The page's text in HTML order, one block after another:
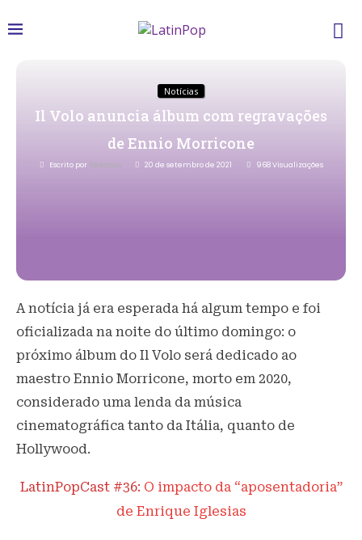
Notícias
Il Volo anuncia álbum com regravações
de Ennio Morricone
Escrito por Redacao 20 de setembro de 2021 968Visualizações
A notícia já era esperada há algum tempo e foi
oficializada na noite do último domingo: o
próximo álbum do Il Volo será dedicado ao
maestro Ennio Morricone, morto em 2020,
considerado uma lenda da música
cinematográfica tanto da Itália, quanto de
Hollywood.
LatinPopCast #36: O impacto da “aposentadoria”
de Enrique Iglesias